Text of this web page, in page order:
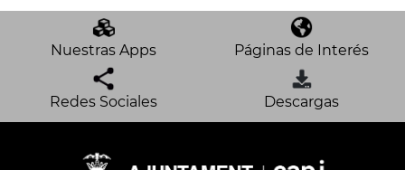
Nuestras Apps Páginas de Interés
Redes Sociales Descargas